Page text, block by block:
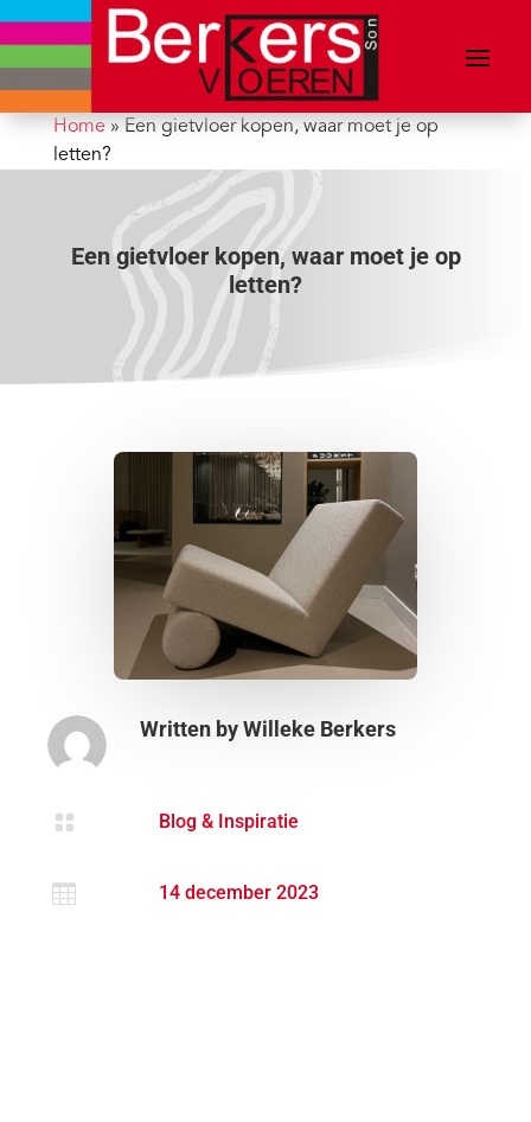
Home» Een gietvloer kopen, waar moet je op
letten?
Een gietvloer kopen, waar moet je op
letten?
Written byWilleke Berkers
 Blog & Inspiratie
 14 december 2023